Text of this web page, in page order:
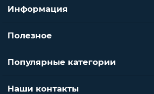
Информация
Полезное
Популярные категории
Наши контакты